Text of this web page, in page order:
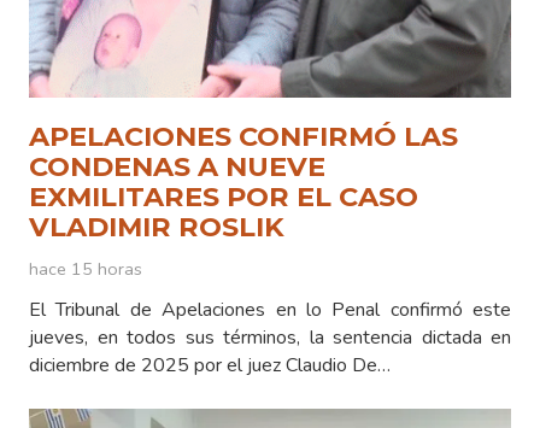
APELACIONES CONFIRMÓ LAS
CONDENAS A NUEVE
EXMILITARES POR EL CASO
VLADIMIR ROSLIK
hace 15 horas
El Tribunal de Apelaciones en lo Penal confirmó este
jueves, en todos sus términos, la sentencia dictada en
diciembre de 2025 por el juez Claudio De…